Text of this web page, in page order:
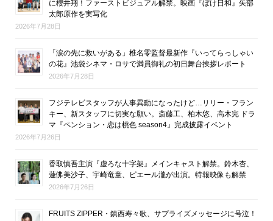
に櫻井翔！ファーストビジュアル解禁。映画『ぼけ日和』矢部
太郎原作を実写化
2026年7月28日
「涙の先に救いがある」椎名零監督最新作『いってらっしゃい
の花』池袋シネマ・ロサで満員御礼の初日舞台挨拶レポート
2026年7月28日
フジテレビスタッフが人事異動になったけど…リリー・フラン
キー、新スタッフに切実な願い。斎藤工、柏木悠、高木完 ドラ
マ『ペンション・恋は桃色 season4』完成披露イベント
2026年7月26日
香取慎吾主演『虚ろな十字架』メインキャスト解禁。鈴木杏、
蓮佛美沙子、宇崎竜童、ピエール瀧が出演。特報映像も解禁
2026年7月26日
FRUITS ZIPPER・鎮西寿々歌、サプライズメッセージに号泣！